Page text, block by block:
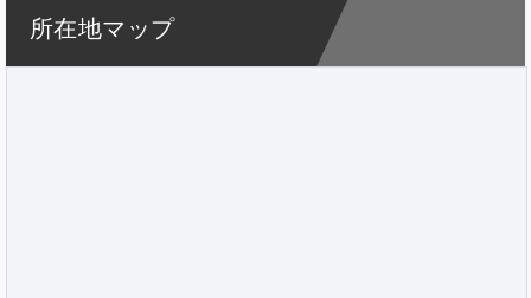
所在地マップ